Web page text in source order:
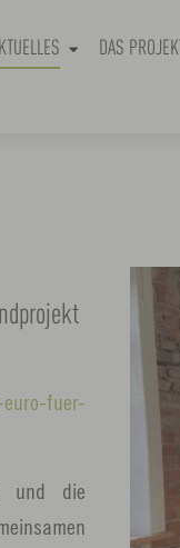
DAS PROJEKT
fuer-
und die